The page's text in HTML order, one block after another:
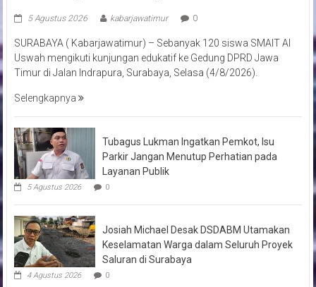
5 Agustus 2026 kabarjawatimur 0
SURABAYA ( Kabarjawatimur) – Sebanyak 120 siswa SMAIT Al
Uswah mengikuti kunjungan edukatif ke Gedung DPRD Jawa
Timur di Jalan Indrapura, Surabaya, Selasa (4/8/2026).
Selengkapnya
Tubagus Lukman Ingatkan Pemkot, Isu
Parkir Jangan Menutup Perhatian pada
Layanan Publik
5 Agustus 2026 0
Josiah Michael Desak DSDABM Utamakan
Keselamatan Warga dalam Seluruh Proyek
Saluran di Surabaya
4 Agustus 2026 0